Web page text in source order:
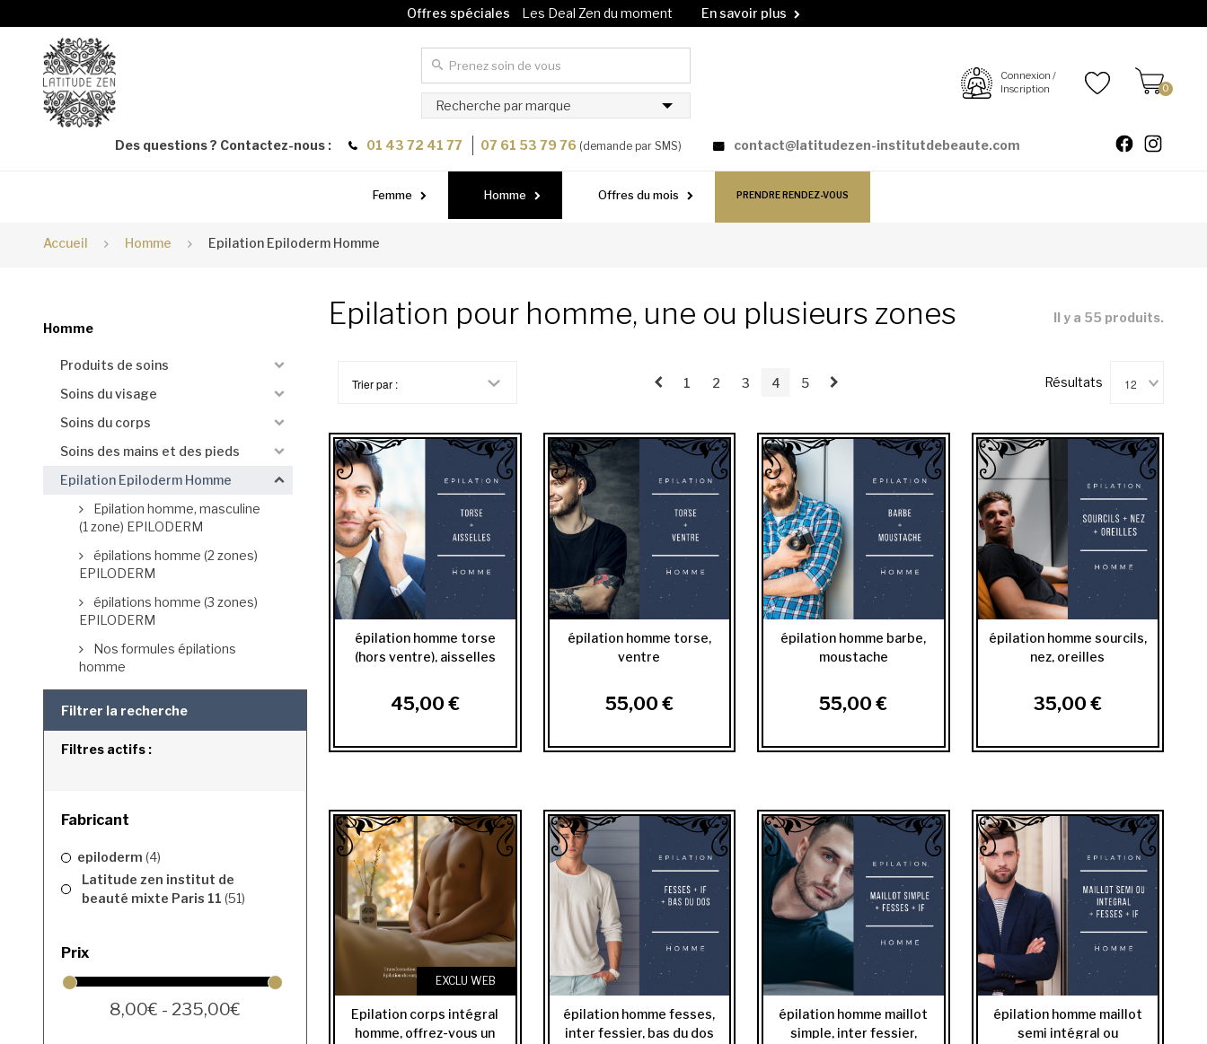
Offres spéciales Les Deal Zen du moment
En savoir plus
Des questions ? Contactez-nous : 01 43 72 41 77 07 61 53 79 76 (demande par SMS) contact@latitudezen-institutdebeaute.com
Recherche par marque
Connexion /
Inscription
0
Femme Homme Offres du mois PRENDRE RENDEZ-VOUS
Accueil Homme Epilation Epiloderm Homme
Epilation pour homme, une ou plusieurs zones Il y a 55 produits.
1 2 3 4 5 Résultats
épilation homme torse
(hors ventre), aisselles
45,00 €
épilation homme torse,
ventre
55,00 €
épilation homme barbe,
moustache
55,00 €
épilation homme sourcils,
nez, oreilles
35,00 €
EXCLU WEB
Epilation corps intégral
homme, offrez-vous un
épilation homme fesses,
inter fessier, bas du dos
épilation homme maillot
simple, inter fessier,
épilation homme maillot
semi intégral ou
Homme
Produits de soins
Soins du visage
Soins du corps
Soins des mains et des pieds
Epilation Epiloderm Homme
Epilation homme, masculine
(1 zone) EPILODERM
épilations homme (2 zones)
EPILODERM
épilations homme (3 zones)
EPILODERM
Nos formules épilations
homme
Filtrer la recherche
Filtres actifs :
Fabricant
epiloderm (4)
Latitude zen institut de
beauté mixte Paris 11 (51)
Prix
8,00€ - 235,00€